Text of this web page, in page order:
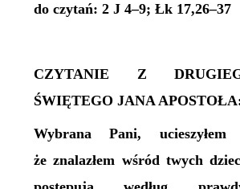
do czytań: 2 J 4–9; Łk 17,26–37
CZYTANIE Z
ŚWIĘTEGO JANA
Wybrana Pani,
że znalazłem wśród twych